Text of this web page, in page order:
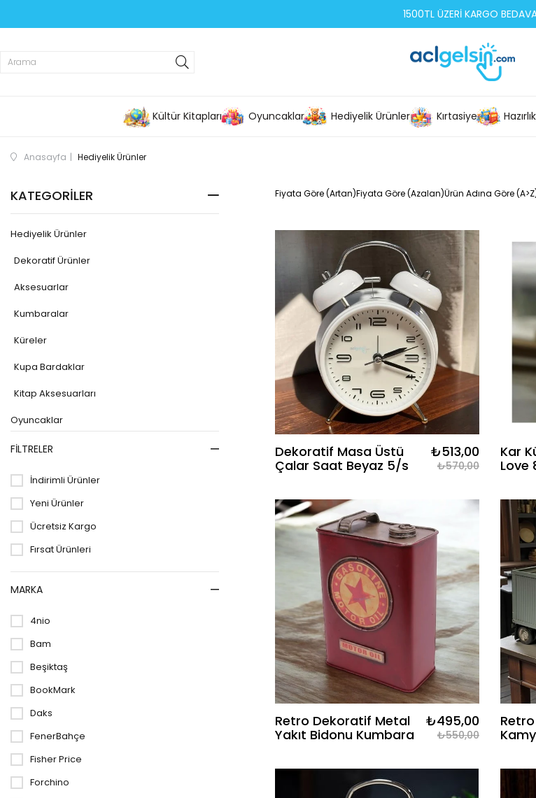
1500TL ÜZERİ KARGO
Kültür Kitapları Oyuncaklar Hediyelik Ürünler Kırtasiye
Anasayfa Hediyelik Ürünler
KATEGORILER
Hediyelik Ürünler
Dekoratif Ürünler
Aksesuarlar
Kumbaralar
Küreler
Kupa Bardaklar
Kitap Aksesuarları
Oyuncaklar
Kitaplar
Sanatsal ve Hobi Ürünleri
Fırsat Ürünleri
Anakategori olmayan alt kategorieri
Kırtasiye
FILTRELER
İndirimli Ürünler
Yeni Ürünler
Ücretsiz Kargo
Fırsat Ürünleri
MARKA
4nio
Bam
Beşiktaş
BookMark
Daks
FenerBahçe
Fisher Price
Forchino
Fiyata Göre (Artan)Fiyata Göre (Azalan)Ürün Adına Göre
Dekoratif Masa Üstü
Çalar Saat Beyaz 5/s
₺513,00
₺570,00
Kar
Love
Retro Dekoratif Metal
Yakıt Bidonu Kumbara
₺495,00
₺550,00